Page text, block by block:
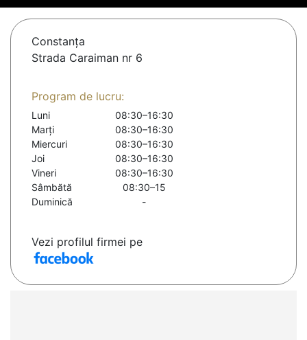
Constanţa
Strada Caraiman nr 6
Program de lucru:
Luni
08:30–16:30
Marți
08:30–16:30
Miercuri
08:30–16:30
Joi
08:30–16:30
Vineri
08:30–16:30
Sâmbătă
08:30–15
Duminică
-
Vezi profilul firmei pe